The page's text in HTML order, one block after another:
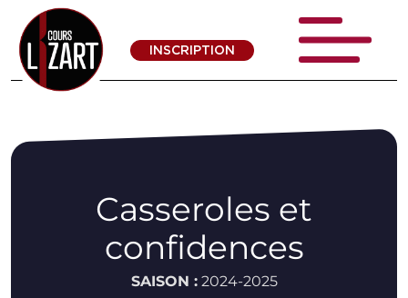
INSCRIPTION
Casseroles et
confidences
SAISON : 2024-2025